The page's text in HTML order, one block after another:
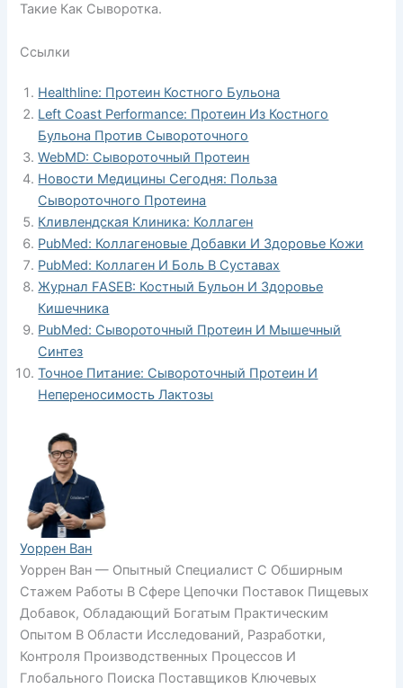
Такие Как Сыворотка.
Ссылки
Healthline: Протеин Костного Бульона
Left Coast Performance: Протеин Из Костного
Бульона Против Сывороточного
WebMD: Сывороточный Протеин
Новости Медицины Сегодня: Польза
Сывороточного Протеина
Кливлендская Клиника: Коллаген
PubMed: Коллагеновые Добавки И Здоровье Кожи
PubMed: Коллаген И Боль В Суставах
Журнал FASEB: Костный Бульон И Здоровье
Кишечника
PubMed: Сывороточный Протеин И Мышечный
Синтез
Точное Питание: Сывороточный Протеин И
Непереносимость Лактозы
Уоррен Ван
Уоррен Ван — Опытный Специалист С Обширным
Стажем Работы В Сфере Цепочки Поставок Пищевых
Добавок, Обладающий Богатым Практическим
Опытом В Области Исследований, Разработки,
Контроля Производственных Процессов И
Глобального Поиска Поставщиков Ключевых